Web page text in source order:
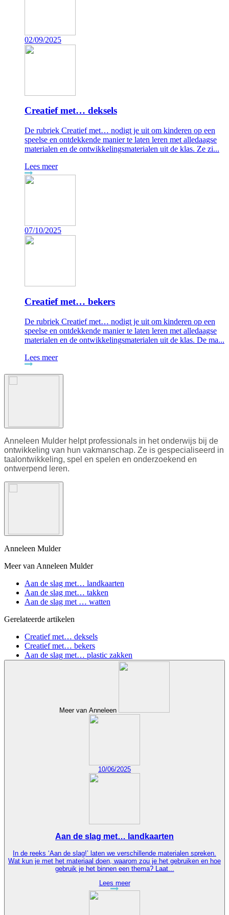
02/09/2025
Creatief met… deksels
De rubriek Creatief met… nodigt je uit om kinderen op een
speelse en ontdekkende manier te laten leren met alledaagse
materialen en de ontwikkelingsmaterialen uit de klas. Ze zi...
Lees meer
07/10/2025
Creatief met… bekers
De rubriek Creatief met… nodigt je uit om kinderen op een
speelse en ontdekkende manier te laten leren met alledaagse
materialen en de ontwikkelingsmaterialen uit de klas. De ma...
Lees meer
Anneleen Mulder helpt professionals in het onderwijs bij de
ontwikkeling van hun vakmanschap. Ze is gespecialiseerd in
taalontwikkeling, spel en spelen en onderzoekend en
ontwerpend leren.
Anneleen Mulder
Meer van Anneleen Mulder
Aan de slag met… landkaarten
Aan de slag met… takken
Aan de slag met … watten
Gerelateerde artikelen
Creatief met… deksels
Creatief met… bekers
Aan de slag met… plastic zakken
Meer van Anneleen
10/06/2025
Aan de slag met… landkaarten
In de reeks ‘Aan de slag!’ laten we verschillende materialen spreken.
Wat kun je met het materiaal doen, waarom zou je het gebruiken en hoe
gebruik je het binnen een thema? Laat...
Lees meer